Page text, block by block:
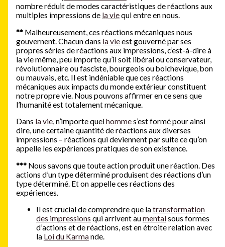
nombre réduit de modes caractéristiques de réactions aux
multiples impressions de la viequi entre en nous.
**Malheureusement, ces réactions mécaniques nous
gouvernent. Chacun dans la vieest gouverné par ses
propres séries de réactions aux impressions, c’est-à-dire à
la vie même, peu importe qu’il soit libéral ou conservateur,
révolutionnaire ou fasciste, bourgeois ou bolchevique, bon
ou mauvais, etc. Il est indéniable que ces réactions
mécaniques aux impacts du monde extérieur constituent
notre propre vie. Nous pouvons affirmer en ce sens que
l’humanité est totalement mécanique.
Dans la vie, n’importe quelhommes’est formé pour ainsi
dire, une certaine quantité de réactions aux diverses
impressions – réactions qui deviennent par suite ce qu’on
appelle les expériences pratiques de son existence.
***Nous savons que toute action produit une réaction. Des
actions d’un type déterminé produisent des réactions d’un
type déterminé. Et on appelle ces réactions des
expériences.
Il est crucial de comprendre que latransformation
des impressions qui arrivent aumentalsous formes
d’actions et de réactions, est en étroite relation avec
la Loi du Karmande.